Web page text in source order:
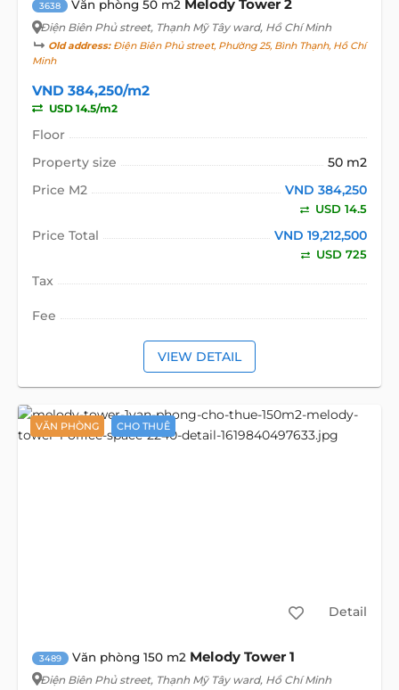
3638 Văn phòng 50 m2 Melody Tower 2
Điện Biên Phủ street, Thạnh Mỹ Tây ward, Hồ Chí Minh
Old address:Điện Biên Phủ street, Phường 25, Bình Thạnh, Hồ Chí
Minh
VND 384,250/m2
USD 14.5/m2
Floor
Property size
50 m2
Price M2
VND 384,250
USD 14.5
Price Total VND 19,212,500
USD 725
Tax
Fee
VIEW DETAIL
VĂN PHÒNG CHO THUÊ
Detail
3489 Văn phòng 150 m2 Melody Tower 1
Điện Biên Phủ street, Thạnh Mỹ Tây ward, Hồ Chí Minh